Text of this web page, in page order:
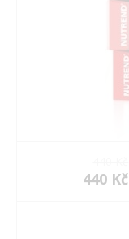
440 Kč